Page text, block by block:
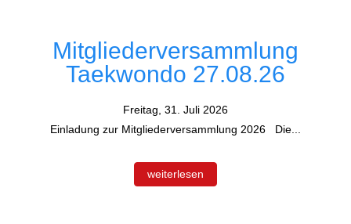
Mitgliederversammlung
Taekwondo 27.08.26
Freitag, 31. Juli 2026
Einladung zur Mitgliederversammlung 2026 Die...
weiterlesen